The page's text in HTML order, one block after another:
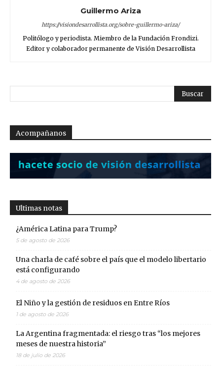
Guillermo Ariza
https://visiondesarrollista.org/sobre-guillermo-ariza/
Politólogo y periodista. Miembro de la Fundación Frondizi.
Editor y colaborador permanente de Visión Desarrollista
Acompañanos
Ultimas notas
¿América Latina para Trump?
5 de agosto de 2026
Una charla de café sobre el país que el modelo libertario
está configurando
4 de agosto de 2026
El Niño y la gestión de residuos en Entre Ríos
1 de agosto de 2026
La Argentina fragmentada: el riesgo tras “los mejores
meses de nuestra historia”
18 de julio de 2026